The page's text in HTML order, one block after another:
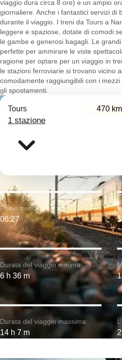
viaggio dura circa 8 ore) e un ampio
giornaliere. Anche i fantastici servizi di
durante il viaggio. I treni da Tours a
leggere e spaziose, dotate di comodi
le gambe e generosi bagagli. Le
perfette per ammirare le viste
ragione per optare per un viaggio in
le stazioni ferroviarie si trovano vicino
comodamente raggiungibili con i
gli spostamenti.
Tours 470 km
1 stazione
Durata del viaggio minima:
6 h 36 m
Primo treno:
06:27
Durata del viaggio massima:
14 h 7 m